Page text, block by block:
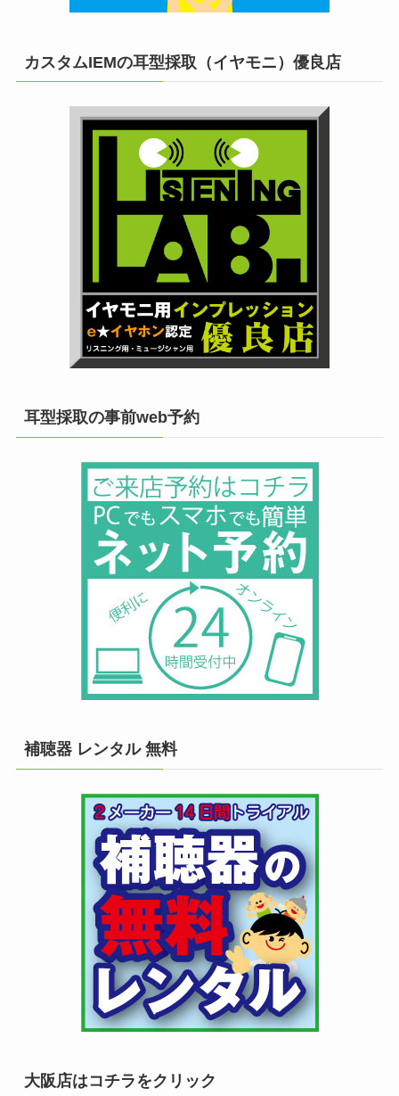
カスタムIEMの耳型採取（イヤモニ）優良店
耳型採取の事前web予約
補聴器 レンタル 無料
大阪店はコチラをクリック